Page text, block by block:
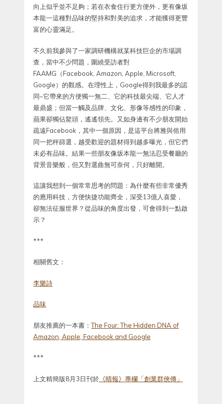
向上似乎並不足夠；若在衣食住行更方便外，更有像坂
本龍一這種對品味的堅持和對美的追求，才能獲得更豐
富的心靈滿足。
不久前我參與了一家調研機構就某科技巨企的市場調
查，當中不少問題，圍繞受訪者對
FAAMG（Facebook, Amazon, Apple, Microsoft,
Google）的觀感。在理性上，Google得到我最多的認
同–它帶來的方便獨一無二、它的科技最尖端、它人才
最鼎盛；但當一觸及品牌、文化、形像等感性的印象，
蘋果卻獨佔鰲頭，遙遙領先。又如身邊有不少朋友開始
疏遠Facebook，其中一個原因，是這平台將雅與俗用
同一把秤篩選，越受歡迎的題材得到越多曝光，但它們
未必有品味。結果一些朋友像坂本龍一無法忍受餐廳的
背景音樂般，但又對選曲無可奈何，只好離開。
這讓我想到一個常常思考的問題：為什麼有些非常優秀
的應用科技，方便快捷功能齊全，深受13億人喜愛，
卻無法征服世界？從品味的角度出發，可會得到一點啟
示？
***
相關舊文：
李樂詩
品味
朋友推薦的一本書：The Four: The Hidden DNA of
Amazon, Apple, Facebook and Google
***
上文精簡版8月3日刊於 《晴報》專欄「創業群俠傳」